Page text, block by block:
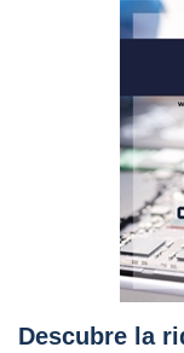
Descubre la